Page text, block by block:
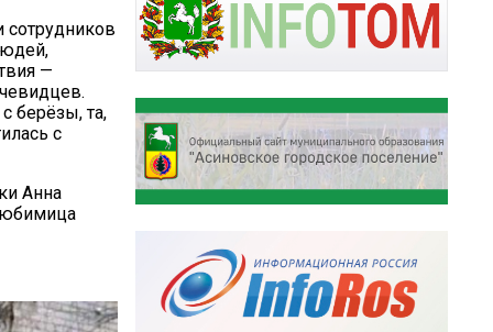
сотрудников
—
берёзы, та,
с
Анна